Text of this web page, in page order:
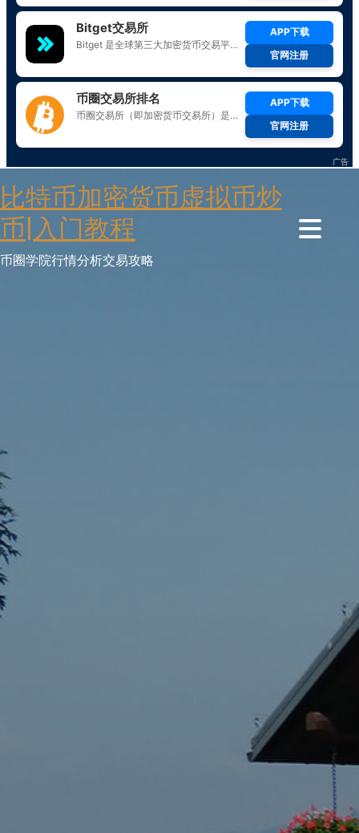
to
content
比特币加密货币虚拟币炒
币|入门教程
币圈学院行情分析交易攻略